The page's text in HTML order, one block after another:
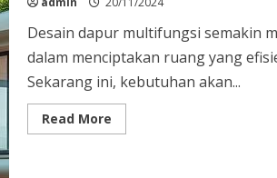
Desain dapur multifungsi semakin
dalam menciptakan ruang yang
Sekarang ini, kebutuhan akan...
Read More
more